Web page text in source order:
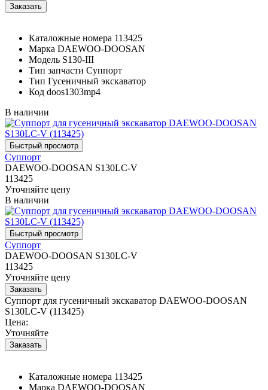
Каталожные номера 113425
Марка DAEWOO-DOOSAN
Модель S130-III
Тип запчасти Суппорт
Тип Гусеничный экскаватор
Код doos1303mp4
В наличии
Суппорт
DAEWOO-DOOSAN S130LC-V
113425
Уточняйте цену
В наличии
Суппорт
DAEWOO-DOOSAN S130LC-V
113425
Уточняйте цену
Суппорт для гусеничный экскаватор DAEWOO-DOOSAN
S130LC-V (113425)
Цена:
Уточняйте
Каталожные номера 113425
Марка DAEWOO-DOOSAN